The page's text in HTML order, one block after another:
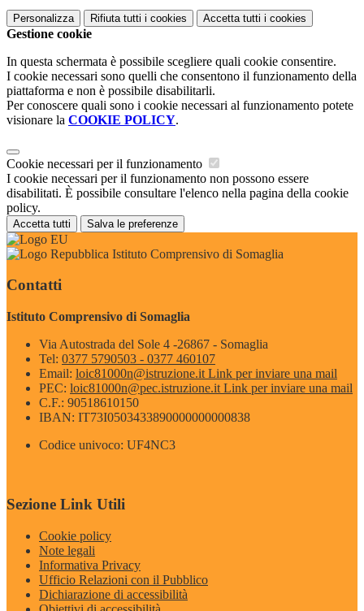
Personalizza Rifiuta tutti i cookies Accetta tutti i cookies
Gestione cookie
In questa schermata è possibile scegliere quali cookie consentire.
I cookie necessari sono quelli che consentono il funzionamento della
piattaforma e non è possibile disabilitarli.
Per conoscere quali sono i cookie necessari al funzionamento potete
visionare la COOKIE POLICY.
Cookie necessari per il funzionamento
I cookie necessari per il funzionamento non possono essere
disabilitati. È possibile consultare l'elenco nella pagina della cookie
policy.
Accetta tutti Salva le preferenze
Istituto Comprensivo di Somaglia
Contatti
Istituto Comprensivo di Somaglia
Via Autostrada del Sole 4 -26867 - Somaglia
Tel: 0377 5790503 - 0377 460107
Email: loic81000n@istruzione.it Link per inviare una mail
PEC: loic81000n@pec.istruzione.it Link per inviare una mail
C.F.: 90518610150
IBAN: IT73I0503433890000000000838
Codice univoco: UF4NC3
Sezione Link Utili
Cookie policy
Note legali
Informativa Privacy
Ufficio Relazioni con il Pubblico
Dichiarazione di accessibilità